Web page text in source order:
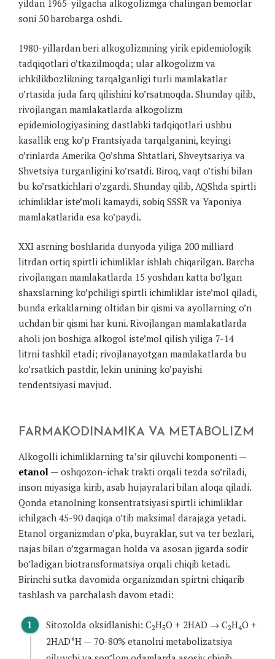
yildan 1965-yilgacha alkogolizmga chalingan bemorlar
soni 50 barobarga oshdi.
1980-yillardan beri alkogolizmning yirik epidemiologik
tadqiqotlari o’tkazilmoqda; ular alkogolizm va
ichkilikbozlikning tarqalganligi turli mamlakatlar
o’rtasida juda farq qilishini ko’rsatmoqda. Shunday qilib,
rivojlangan mamlakatlarda alkogolizm
epidemiologiyasining dastlabki tadqiqotlari ushbu
kasallik eng ko’p Frantsiyada tarqalganini, keyingi
o’rinlarda Amerika Qo’shma Shtatlari, Shveytsariya va
Shvetsiya turganligini ko’rsatdi. Biroq, vaqt o’tishi bilan
bu ko’rsatkichlari o’zgardi. Shunday qilib, AQShda spirtli
ichimliklar iste’moli kamaydi, sobiq SSSR va Yaponiya
mamlakatlarida esa ko’paydi.
XXI asrning boshlarida dunyoda yiliga 200 milliard
litrdan ortiq spirtli ichimliklar ishlab chiqarilgan. Barcha
rivojlangan mamlakatlarda 15 yoshdan katta bo’lgan
shaxslarning ko’pchiligi spirtli ichimliklar iste’mol qiladi,
bunda erkaklarning oltidan bir qismi va ayollarning o’n
uchdan bir qismi har kuni. Rivojlangan mamlakatlarda
aholi jon boshiga alkogol iste’mol qilish yiliga 7-14
litrni tashkil etadi; rivojlanayotgan mamlakatlarda bu
ko’rsatkich pastdir, lekin unining ko’payishi
tendentsiyasi mavjud.
FARMAKODINAMIKA VA METABOLIZM
Alkogolli ichimliklarning ta’sir qiluvchi komponenti —
etanol — oshqozon-ichak trakti orqali tezda so’riladi,
inson miyasiga kirib, asab hujayralari bilan aloqa qiladi.
Qonda etanolning konsentratsiyasi spirtli ichimliklar
ichilgach 45-90 daqiqa o’tib maksimal darajaga yetadi.
Etanol organizmdan o’pka, buyraklar, sut va ter bezlari,
najas bilan o’zgarmagan holda va asosan jigarda sodir
bo’ladigan biotransformatsiya orqali chiqib ketadi.
Birinchi sutka davomida organizmdan spirtni chiqarib
tashlash va parchalash davom etadi:
Sitozolda oksidlanishi: C2H5O + 2HAD → C2H4O +
2HAD°H — 70-80% etanolni metabolizatsiya